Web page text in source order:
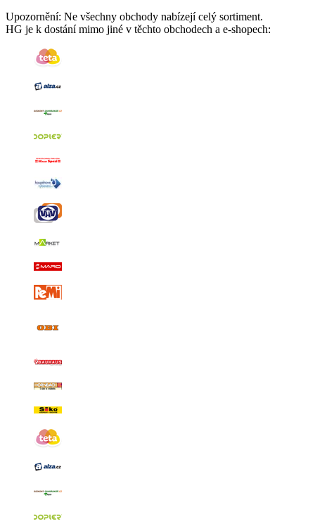
Upozornění: Ne všechny obchody nabízejí celý sortiment.
HG je k dostání mimo jiné v těchto obchodech a e-shopech: